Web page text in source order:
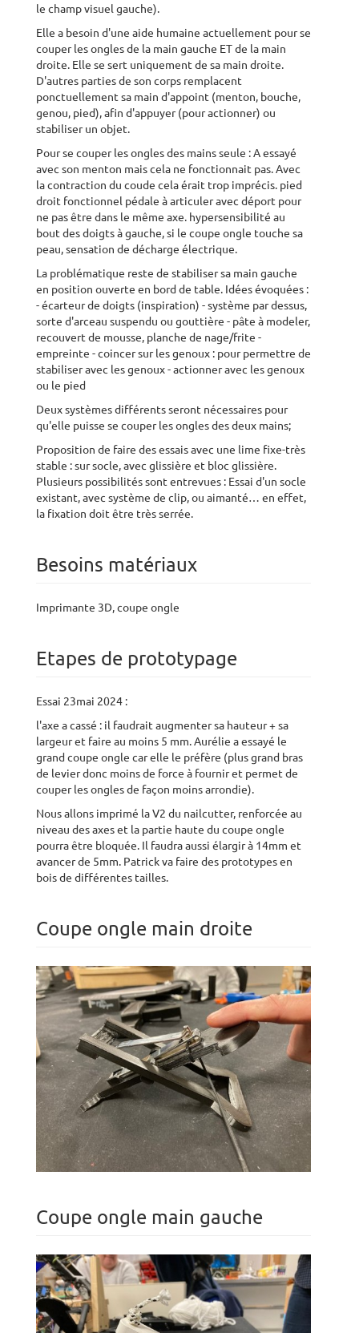
le champ visuel gauche).
Elle a besoin d'une aide humaine actuellement pour se
couper les ongles de la main gauche ET de la main
droite. Elle se sert uniquement de sa main droite.
D'autres parties de son corps remplacent
ponctuellement sa main d'appoint (menton, bouche,
genou, pied), afin d'appuyer (pour actionner) ou
stabiliser un objet.
Pour se couper les ongles des mains seule : A essayé
avec son menton mais cela ne fonctionnait pas. Avec
la contraction du coude cela érait trop imprécis. pied
droit fonctionnel pédale à articuler avec déport pour
ne pas être dans le même axe. hypersensibilité au
bout des doigts à gauche, si le coupe ongle touche sa
peau, sensation de décharge électrique.
La problématique reste de stabiliser sa main gauche
en position ouverte en bord de table. Idées évoquées :
- écarteur de doigts (inspiration) - système par dessus,
sorte d'arceau suspendu ou gouttière - pâte à modeler,
recouvert de mousse, planche de nage/frite -
empreinte - coincer sur les genoux : pour permettre de
stabiliser avec les genoux - actionner avec les genoux
ou le pied
Deux systèmes différents seront nécessaires pour
qu'elle puisse se couper les ongles des deux mains;
Proposition de faire des essais avec une lime fixe-très
stable : sur socle, avec glissière et bloc glissière.
Plusieurs possibilités sont entrevues : Essai d'un socle
existant, avec système de clip, ou aimanté… en effet,
la fixation doit être très serrée.
Besoins matériaux
Imprimante 3D, coupe ongle
Etapes de prototypage
Essai 23mai 2024 :
l'axe a cassé : il faudrait augmenter sa hauteur + sa
largeur et faire au moins 5 mm. Aurélie a essayé le
grand coupe ongle car elle le préfère (plus grand bras
de levier donc moins de force à fournir et permet de
couper les ongles de façon moins arrondie).
Nous allons imprimé la V2 du nailcutter, renforcée au
niveau des axes et la partie haute du coupe ongle
pourra être bloquée. Il faudra aussi élargir à 14mm et
avancer de 5mm. Patrick va faire des prototypes en
bois de différentes tailles.
Coupe ongle main droite
Coupe ongle main gauche